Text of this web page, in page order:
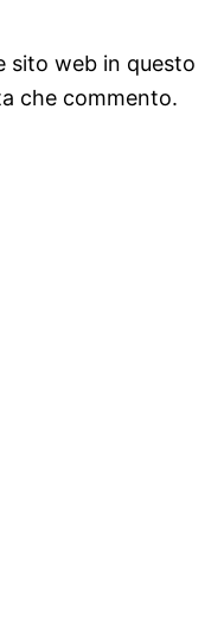
sito web in questo
che commento.